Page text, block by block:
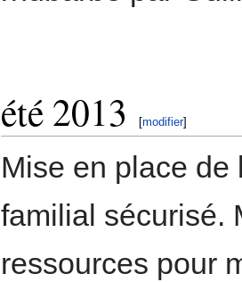
été 2013 [modifier]
Mise en place de
familial sécurisé.
ressources pour